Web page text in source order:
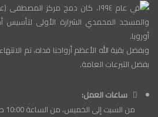
في عام ١٩٩٤، كان دمج مركز
والمسجد المحمدي الشرارة الأولى لتأسيس
أوروبا.
بفضل التبرعات العامة.
ساعات العمل:
من السبت إلى الخميس، من الساعة 10:00 صباحاً حتى 15:00 ظهراً